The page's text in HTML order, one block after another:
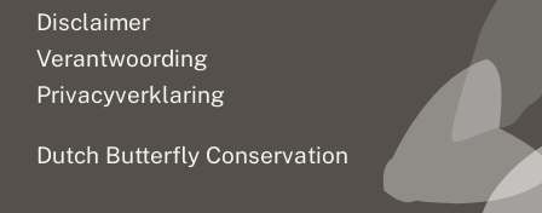
Disclaimer
Verantwoording
Privacyverklaring
Dutch Butterfly Conservation